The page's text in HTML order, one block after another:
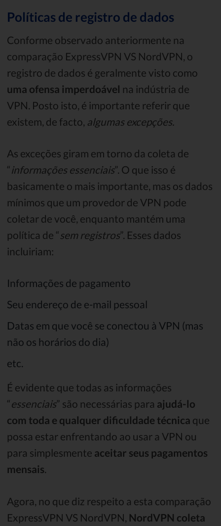
Políticas de registro de dados
Conforme observado anteriormente na
comparação ExpressVPN VS NordVPN, o
registro de dados é geralmente visto como
uma ofensa imperdoável na indústria de
VPN. Posto isto, é importante referir que
existem, de facto, algumas excepções.
As exceções giram em torno da coleta de
“informações essenciais”. O que isso é
basicamente o mais importante, mas os dados
mínimos que um provedor de VPN pode
coletar de você, enquanto mantém uma
política de “sem registros”. Esses dados
incluiriam:
Informações de pagamento
Seu endereço de e-mail pessoal
Datas em que você se conectou à VPN (mas
não os horários do dia)
etc.
É evidente que todas as informações
“essenciais” são necessárias para ajudá-lo
com toda e qualquer dificuldade técnica que
possa estar enfrentando ao usar a VPN ou
para simplesmente aceitar seus pagamentos
mensais.
Agora, no que diz respeito a esta comparação
ExpressVPN VS NordVPN, NordVPN coleta